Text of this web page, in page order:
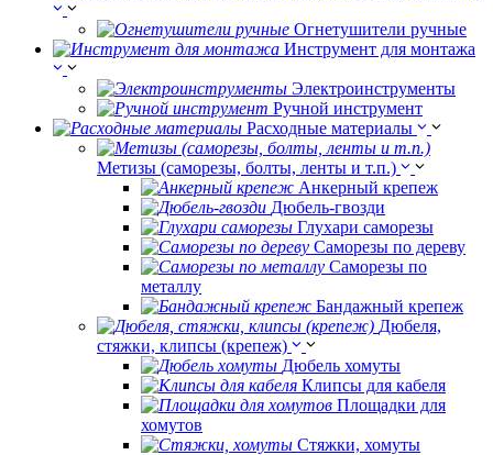
Огнетушители ручные
Инструмент для монтажа
Электроинструменты
Ручной инструмент
Расходные материалы
Метизы (саморезы, болты, ленты и т.п.)
Анкерный крепеж
Дюбель-гвозди
Глухари саморезы
Саморезы по дереву
Саморезы по
металлу
Бандажный крепеж
Дюбеля,
стяжки, клипсы (крепеж)
Дюбель хомуты
Клипсы для кабеля
Площадки для
хомутов
Стяжки, хомуты